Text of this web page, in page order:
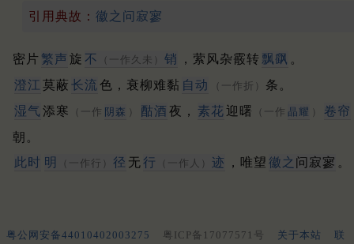
引用典故： 徽之问寂寥
密片 繁声 旋 不 （一作久未） 销 ，萦风杂霰转 飘飖 。
澄江 莫蔽 长流 色，衰柳难黏 自动 （一作折） 条。
湿气 添寒 （一作 阴森 ） 酤酒 夜， 素花迎曙 （一作 晶耀 ）
卷帘
朝。
此时 明 （一作行） 径 无 行 （一作人） 迹 ，唯望 徽之 问寂寥 。
粤公网安备44010402003275 粤ICP备17077571号 关于本站
联